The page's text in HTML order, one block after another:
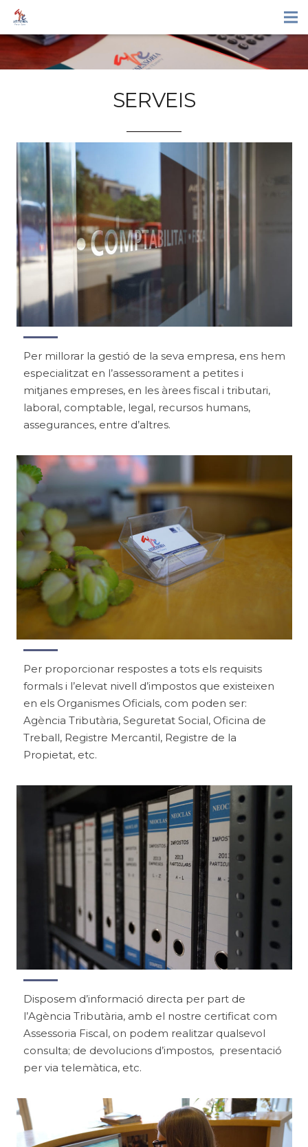
SERVEIS
Per millorar la gestió de la seva empresa, ens hem
especialitzat en l’assessorament a petites i
mitjanes empreses, en les àrees fiscal i tributari,
laboral, comptable, legal, recursos humans,
assegurances, entre d’altres.
Per proporcionar respostes a tots els requisits
formals i l’elevat nivell d’impostos que existeixen
en els Organismes Oficials, com poden ser:
Agència Tributària, Seguretat Social, Oficina de
Treball, Registre Mercantil, Registre de la
Propietat, etc.
Disposem d’informació directa per part de
l’Agència Tributària, amb el nostre certificat com
Assessoria Fiscal, on podem realitzar qualsevol
consulta; de devolucions d’impostos, presentació
per via telemàtica, etc.